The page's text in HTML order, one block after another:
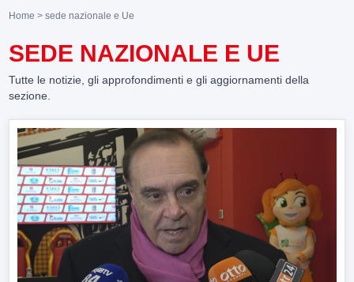
Home > sede nazionale e Ue
SEDE NAZIONALE E UE
Tutte le notizie, gli approfondimenti e gli aggiornamenti della
sezione.